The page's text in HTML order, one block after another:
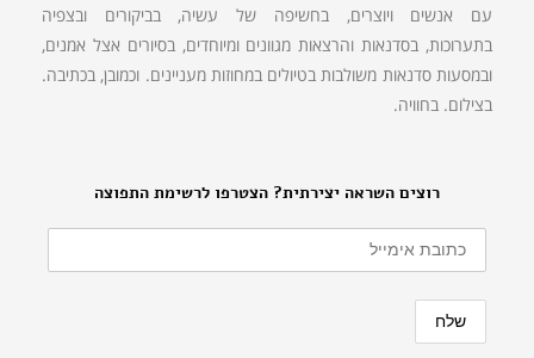
רוצים השראה יצירתית? הצטרפו לרשימת התפוצה
עם אנשים ויוצרים, בחשיפה של עשיה, בביקורים ובצפיה
בתערוכות, בסדנאות והרצאות מגוונים ומיוחדים, בסיורים אצל אמנים,
ובמסעות סדנאות משולבות בטיולים במחוזות מעניינים. וכמובן, בכתיבה.
בצילום. בחוויה.